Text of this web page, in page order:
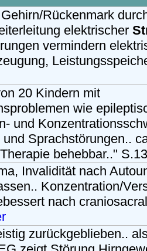
Rückenmark
elektrischer
vermindern
20 Kindern mit
wie
und
Sprachstörungen..
behebbar.."
Invalidität nach
Konzentration/
nach
zurückgeblieben..